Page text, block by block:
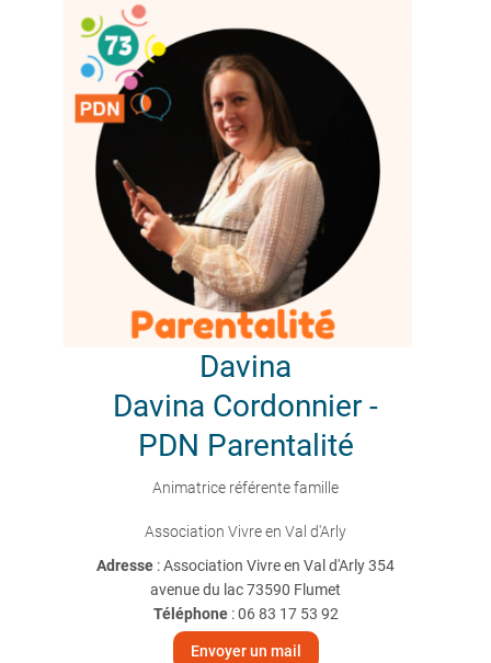
Davina
Davina Cordonnier -
PDN Parentalité
Animatrice référente famille
Association Vivre en Val d'Arly
Adresse : Association Vivre en Val d'Arly 354
avenue du lac 73590 Flumet
Téléphone:06 83 17 53 92
Envoyer un mail